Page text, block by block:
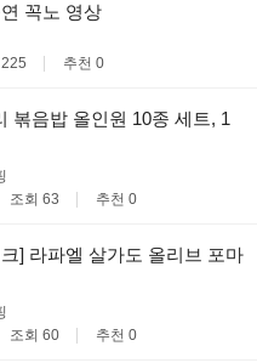
꼭노 영상
추천 0
볶음밥 올인원 10종 세트, 1
조회 63 추천 0
] 라파엘 살가도 올리브 포마
조회 60 추천 0